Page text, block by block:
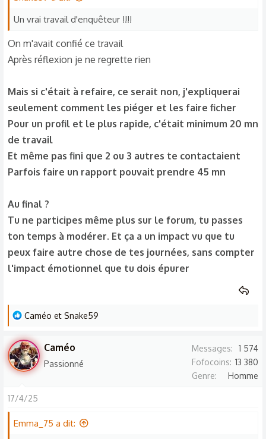
Un vrai travail d'enquêteur !!!!
On m'avait confié ce travail
Après réflexion je ne regrette rien
Mais si c'était à refaire, ce serait non, j'expliquerai
seulement comment les piéger et les faire ficher
Pour un profil et le plus rapide, c'était minimum 20 mn
de travail
Et même pas fini que 2 ou 3 autres te contactaient
Parfois faire un rapport pouvait prendre 45 mn
Au final ?
Tu ne participes même plus sur le forum, tu passes
ton temps à modérer. Et ça a un impact vu que tu
peux faire autre chose de tes journées, sans compter
l'impact émotionnel que tu dois épurer
L
s
r
é
c
i
Caméo et Snake59
Caméo
Passionné
Messages
1 574
Fofocoins 13 380
Genre
Homme
17/4/25
Emma_75 a dit: